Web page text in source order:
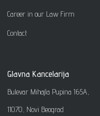
Career in our Law Firm
Contact
Glavna Kancelarija
Bulevar Mihajla Pupina 165A,
11070, Novi Beograd